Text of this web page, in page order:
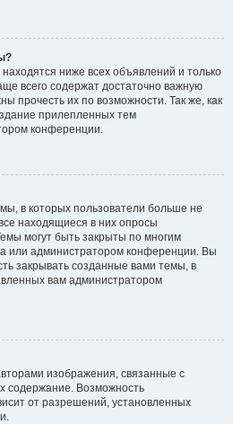
ниже всех объявлений и только
всего содержат достаточно важную
прочесть их по возможности. Так же, как
прилепленных тем
конференции.
в которых пользователи больше не
находящиеся в них опросы
могут быть закрыты по многим
или администратором конференции. Вы
закрывать созданные вами темы, в
вам администратором
изображения, связанные с
Возможность
от разрешений, установленных